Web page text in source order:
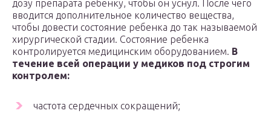
дозу препарата ребенку, чтобы он уснул. После чего
вводится дополнительное количество вещества,
чтобы довести состояние ребенка до так называемой
хирургической стадии. Состояние ребенка
контролируется медицинским оборудованием. В
течение всей операции у медиков под строгим
контролем:
частота сердечных сокращений;